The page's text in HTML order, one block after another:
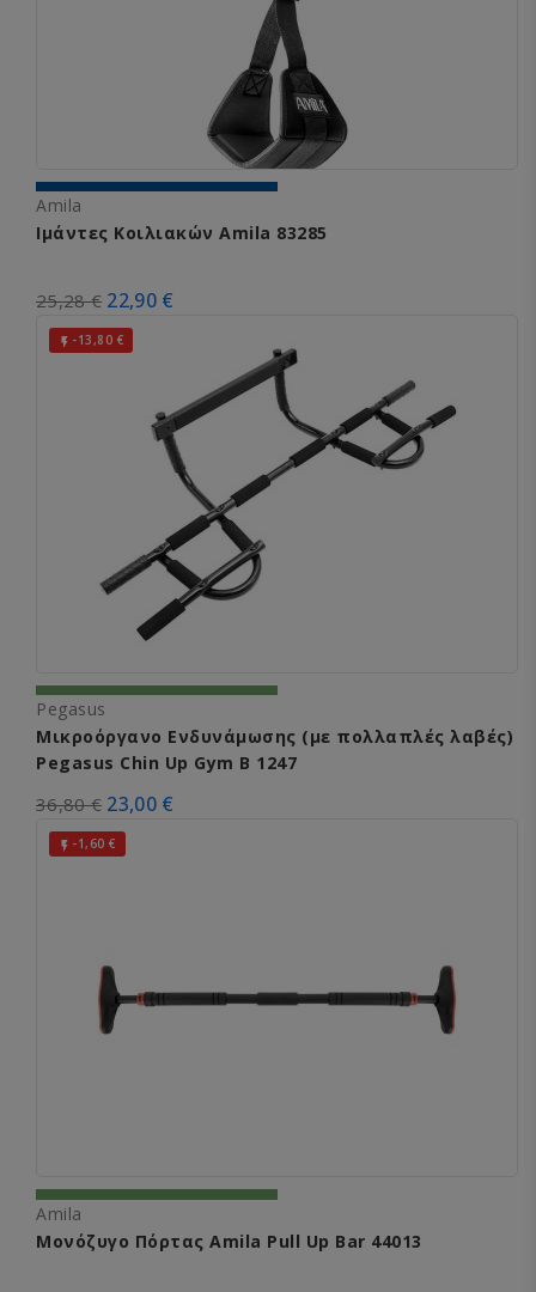
Amila
Ιμάντες Κοιλιακών Amila 83285
25,28 € 22,90 €
 -13,80 €
Pegasus
Μικροόργανο Ενδυνάμωσης (με πολλαπλές λαβές)
Pegasus Chin Up Gym B 1247
36,80 € 23,00 €
 -1,60 €
Amila
Μονόζυγο Πόρτας Amila Pull Up Bar 44013